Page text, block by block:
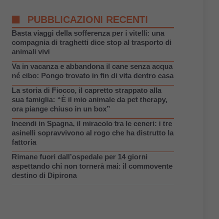
PUBBLICAZIONI RECENTI
Basta viaggi della sofferenza per i vitelli: una
compagnia di traghetti dice stop al trasporto di
animali vivi
Va in vacanza e abbandona il cane senza acqua
né cibo: Pongo trovato in fin di vita dentro casa
La storia di Fiocco, il capretto strappato alla
sua famiglia: “È il mio animale da pet therapy,
ora piange chiuso in un box”
Incendi in Spagna, il miracolo tra le ceneri: i tre
asinelli sopravvivono al rogo che ha distrutto la
fattoria
Rimane fuori dall’ospedale per 14 giorni
aspettando chi non tornerà mai: il commovente
destino di Dipirona